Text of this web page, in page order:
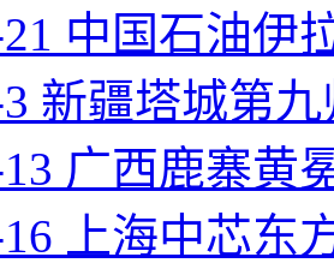
中国石油伊
新疆塔城第
广西鹿寨黄
上海中芯东